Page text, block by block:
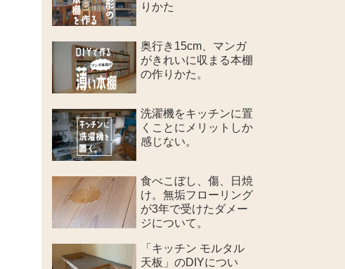
りかた
奥行き15cm、マンガ
がきれいに収まる本棚
の作りかた。
洗濯機をキッチンに置
くことにメリットしか
感じない。
食べこぼし、傷、日焼
け。無垢フローリング
が3年で受けたダメー
ジについて。
「キッチン モルタル
天板」のDIYについ